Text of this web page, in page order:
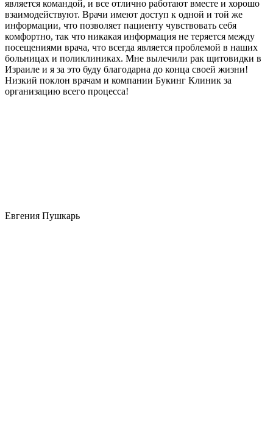
является командой, и все отлично работают вместе и хорошо
взаимодействуют. Врачи имеют доступ к одной и той же
информации, что позволяет пациенту чувствовать себя
комфортно, так что никакая информация не теряется между
посещениями врача, что всегда является проблемой в наших
больницах и поликлиниках. Мне вылечили рак щитовидки в
Израиле и я за это буду благодарна до конца своей жизни!
Низкий поклон врачам и компании Букинг Клиник за
организацию всего процесса!
Евгения Пушкарь